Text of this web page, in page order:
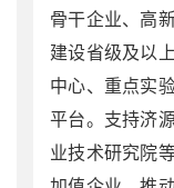
骨干企业、高
建设省级及以
中心、重点实
平台。支持济
业技术研究院